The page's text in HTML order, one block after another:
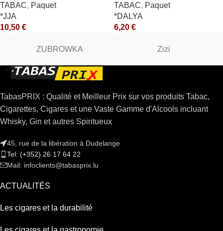
TABAC, Paquet
*JJA
10,50 €
TABAC, Paquet
*DALYA
6,20 €
ZUBROWKA Zizi
TabasPRIX : Qualité et Meilleur Prix sur vos produits Tabac,
Cigarettes, Cigares et une Vaste Gamme d'Alcools incluant
Whisky, Gin et autres Spiritueux
45, rue de la libération à Dudelange
Tel: (+352) 26 17 64 22
Mail: infoclients@tabasprix.lu
ACTUALITÉS
Les cigares et la durabilité